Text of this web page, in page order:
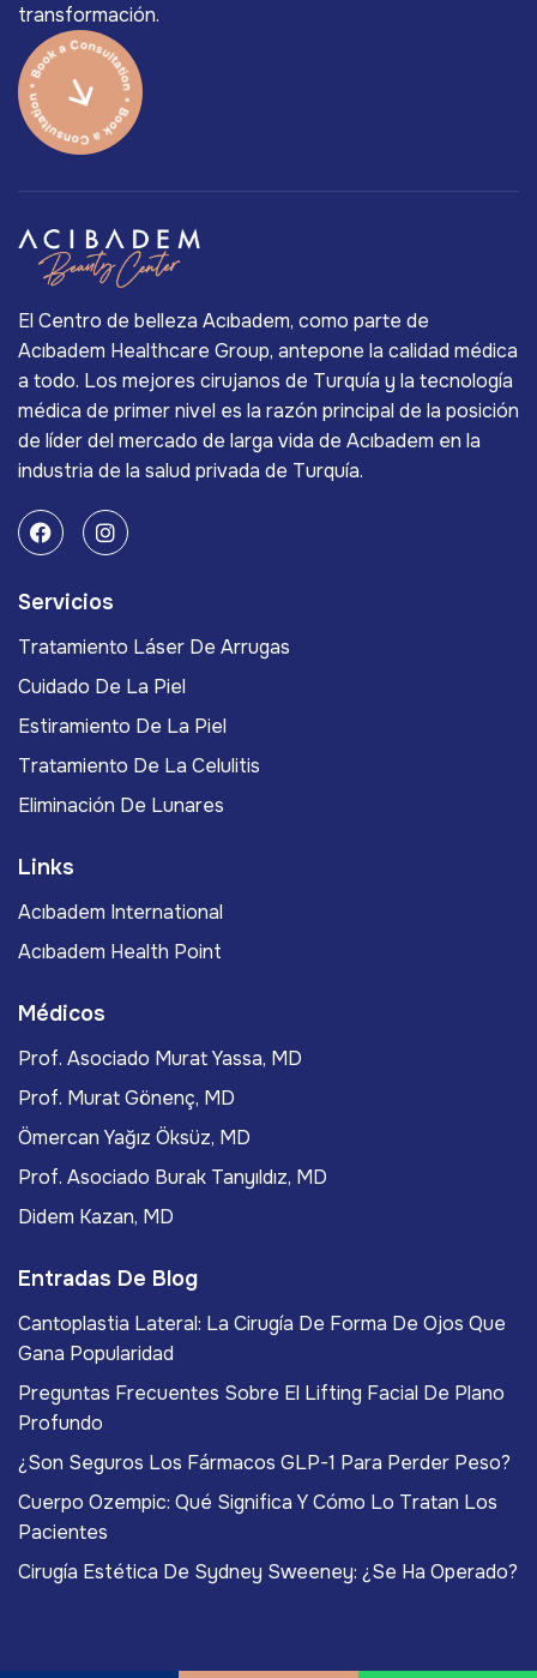
transformación.
El Centro de belleza Acıbadem, como parte de
Acıbadem Healthcare Group, antepone la calidad médica
a todo. Los mejores cirujanos de Turquía y la tecnología
médica de primer nivel es la razón principal de la posición
de líder del mercado de larga vida de Acıbadem en la
industria de la salud privada de Turquía.
Servicios
Tratamiento Láser De Arrugas
Cuidado De La Piel
Estiramiento De La Piel
Tratamiento De La Celulitis
Eliminación De Lunares
Links
Acıbadem International
Acıbadem Health Point
Médicos
Prof. Asociado Murat Yassa, MD
Prof. Murat Gönenç, MD
Ömercan Yağız Öksüz, MD
Prof. Asociado Burak Tanyıldız, MD
Didem Kazan, MD
Entradas De Blog
Cantoplastia Lateral: La Cirugía De Forma De Ojos Que
Gana Popularidad
Preguntas Frecuentes Sobre El Lifting Facial De Plano
Profundo
¿Son Seguros Los Fármacos GLP-1 Para Perder Peso?
Cuerpo Ozempic: Qué Significa Y Cómo Lo Tratan Los
Pacientes
Cirugía Estética De Sydney Sweeney: ¿Se Ha Operado?